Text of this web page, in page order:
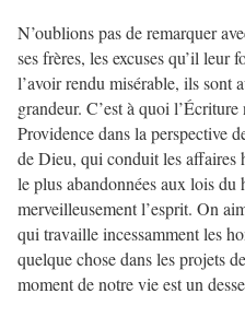
N’oublions pas de remarquer
ses frères, les excuses qu’il
l’avoir rendu misérable, ils sont
grandeur. C’est à quoi
Providence dans la perspective
de Dieu, qui conduit les affaires
le plus abandonnées aux lois du
merveilleusement l’esprit. On
qui travaille incessamment les
quelque chose dans les projets
moment de notre vie est un